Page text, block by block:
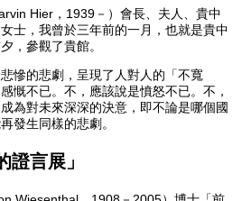
Hier，1939－）會長、夫人、貴中
士，我曾於三年前的一月，也就是貴中
，參觀了貴館。
的悲劇，呈現了人對人的「不寬
慨不已。不，應該說是憤怒不已。不，
為對未來深深的決意，即不論是哪個國
發生同樣的悲劇。
證言展」